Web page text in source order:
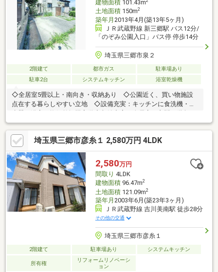
建物面積101.43m
土地面積150m2
築年月 2013年4月(築13年5ヶ月)
ＪＲ武蔵野線 新三郷駅 バス12分/
「のぞみ公園入口」バス停 停歩14分
埼玉県三郷市泉２
2階建て 都市ガス
駐車場あり
駐車2台
システムキッチン 浴室乾燥機
◇全居室5畳以上・南向き・収納あり ◇公園近く、買い物施設
点在する暮らしやすい立地 ◇設備充実：キッチンに食洗機・浄
水器 浴室に換気乾燥機完備◇収納充実：全居室・玄関・階段
下・トイレ横に収納 キッチン・洗面所に床下収納あり◇リビン
グ対面キッチンのあるLDKはゆったり16.75畳＜Life Information
＞・イトーヨーカドー三郷店：徒歩9分（700ｍ） ・ジェーソン
三郷店：徒歩6分（450ｍ） ・セブンイレブン三郷泉店：徒歩8分
（600ｍ） ・スーパービバホーム三郷店：徒歩10分（750ｍ） ・
三郷市立北中学校：徒歩3分（230ｍ） ・三郷市立立花小学校：
徒歩15分（1200ｍ）・ピアラシティ中央公園：徒歩4分（280ｍ）
埼玉県三郷市彦糸１ 2,580万円 4LDK
2,580万円
間取り 4LDK
建物面積96.47m2
土地面積121.09m2
築年月 2003年6月(築23年3ヶ月)
ＪＲ武蔵野線 吉川美南駅 徒歩28分
その他の交通
埼玉県三郷市彦糸１
2階建て 駐車場あり システムキッチン
所有権
リフォームリノベーシ
ョン